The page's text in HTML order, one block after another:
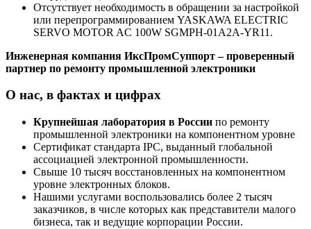
Отсутствует необходимость в обращении за настройкой
или перепрограммированием YASKAWA ELECTRIC
SERVO MOTOR AC 100W SGMPH-01A2A-YR11.
Инженерная компания ИксПромСуппорт – проверенный
партнер по ремонту промышленной электроники
О нас, в фактах и цифрах
Крупнейшая лаборатория в России по ремонту
промышленной электроники на компонентном уровне
Сертификат стандарта IPC, выданный глобальной
ассоциацией электронной промышленности.
Свыше 10 тысяч восстановленных на компонентном
уровне электронных блоков.
Нашими услугами воспользовались более 2 тысяч
заказчиков, в числе которых как представители малого
бизнеса, так и ведущие корпорации России.